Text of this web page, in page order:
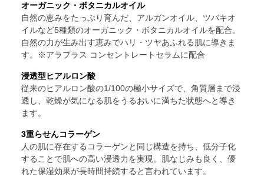
オーガニック・ボタニカルオイル
自然の恵みをたっぷり育んだ、アルガンオイル、ツバキオ
イルなど5種類のオーガニック・ボタニカルオイルを配合。
自然の力が生み出す恵みでハリ・ツヤあふれる肌に導きま
す。
※アラプラス コンセントレートセラムに配合
浸透型ヒアルロン酸
従来のヒアルロン酸の1/100の極小サイズで、角質層まで浸
透し、乾燥が気になる肌をうるおいに満ちた状態へと導き
ます。
3重らせんコラーゲン
人の肌に存在するコラーゲンと同じ構造を持ち、低分子化
することで肌への高い浸透力を実現。肌なじみも良く、優
れた保湿効果が長時間持続すると言われています。